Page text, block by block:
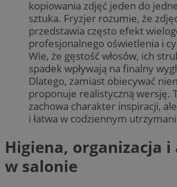
kopiowania zdjęć jeden do
sztuka. Fryzjer rozumie, że
przedstawia często efekt
profesjonalnego oświetlenia i
Wie, że gęstość włosów, ich
spadek wpływają na finalny
Dlatego, zamiast obiecywać
proponuje realistyczną wersję.
zachowa charakter inspiracji,
i łatwa w codziennym
Higiena, organizacja
w salonie